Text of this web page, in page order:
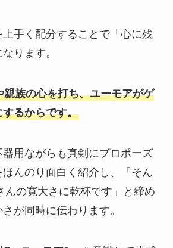
手く配分することで「心に残
ります。
親族の心を打ち、ユーモアがゲ
るからです。
用ながらも真剣にプロポーズ
ほんのり面白く紹介し、「そん
んの寛大さに乾杯です」と締め
が同時に伝わります。